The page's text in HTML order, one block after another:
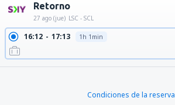
Retorno
27 ago (jue) LSC - SCL
16:12 17:13 1h 1min
Condiciones de la reserva